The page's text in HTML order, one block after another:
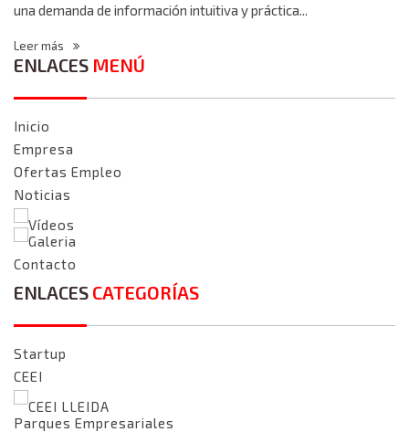
una demanda de información intuitiva y práctica...
Leer más
ENLACES MENÚ
Inicio
Empresa
Ofertas Empleo
Noticias
Vídeos
Galeria
Contacto
ENLACES CATEGORÍAS
Startup
CEEI
CEEI LLEIDA
Parques Empresariales